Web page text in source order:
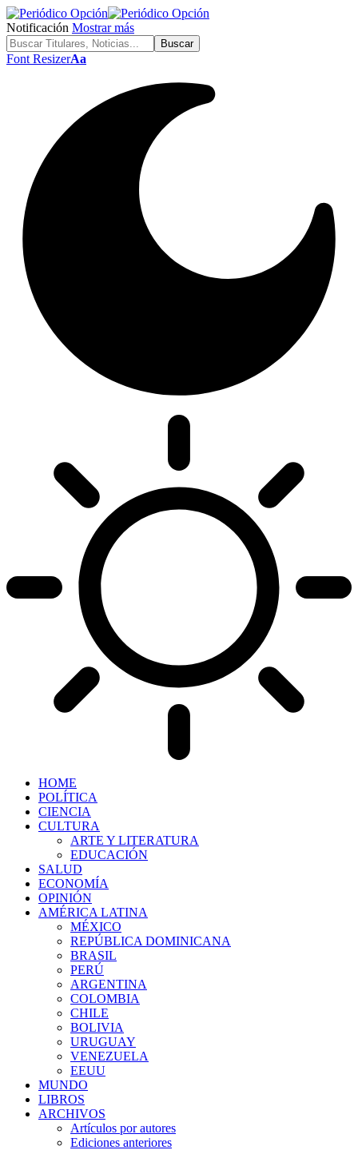
Notificación Mostrar más
Font ResizerAa
HOME
POLÍTICA
CIENCIA
CULTURA
ARTE Y LITERATURA
EDUCACIÓN
SALUD
ECONOMÍA
OPINIÓN
AMÉRICA LATINA
MÉXICO
REPÚBLICA DOMINICANA
BRASIL
PERÚ
ARGENTINA
COLOMBIA
CHILE
BOLIVIA
URUGUAY
VENEZUELA
EEUU
MUNDO
LIBROS
ARCHIVOS
Artículos por autores
Ediciones anteriores